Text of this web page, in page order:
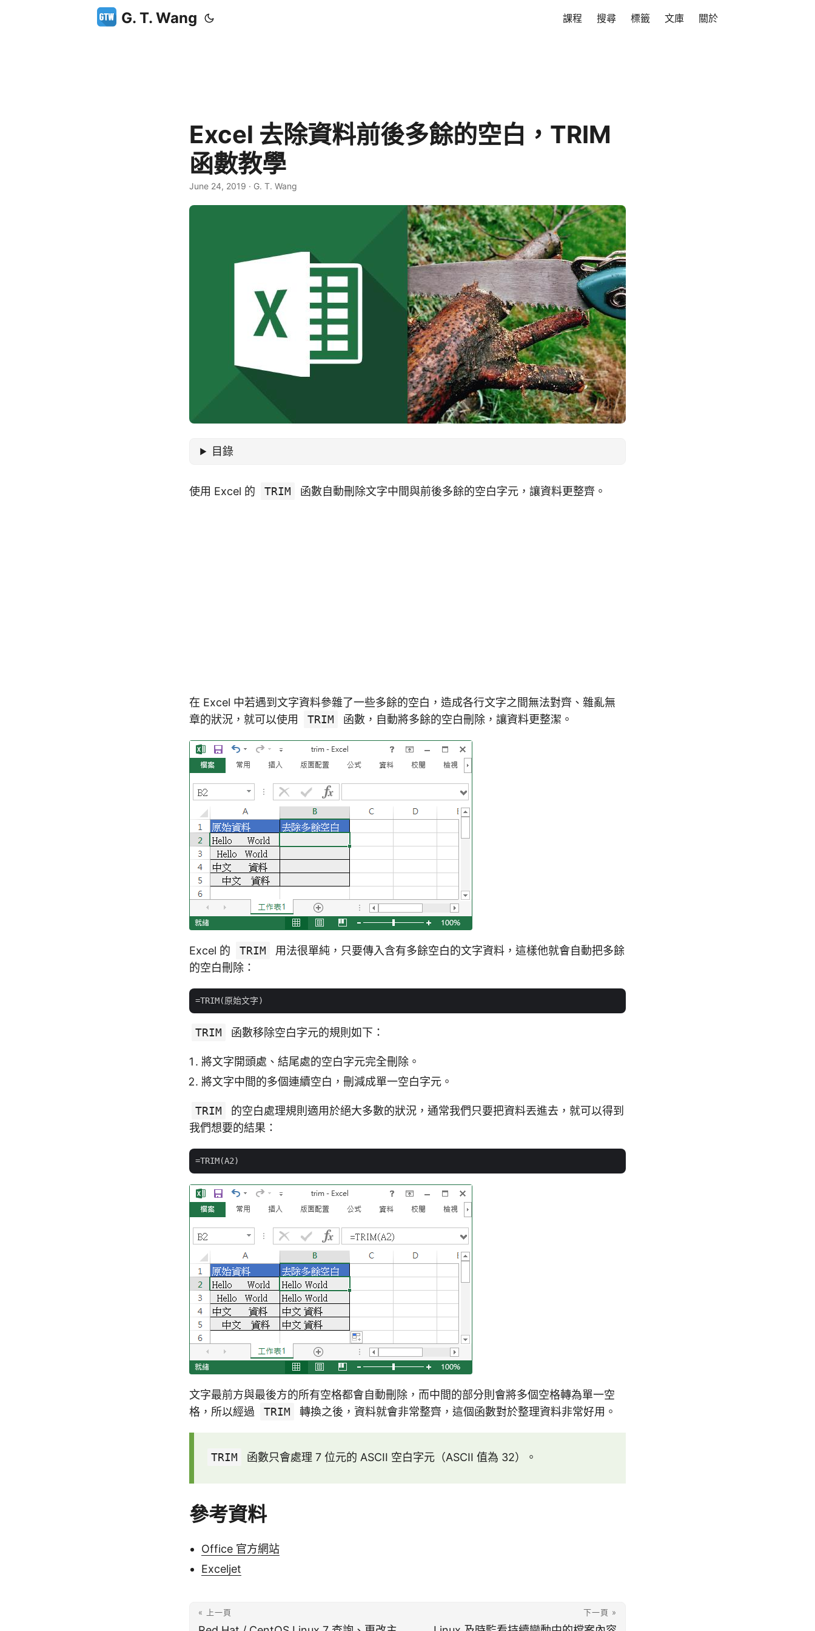
G. T. Wang 課程 搜尋 標籤 文庫 關於
Excel 去除資料前後多餘的空白，TRIM
函數教學
June 24, 2019 · G. T. Wang
目錄
使用 Excel 的 TRIM 函數自動刪除文字中間與前後多餘的空白字元，讓資料更整齊。
在 Excel 中若遇到文字資料參雜了一些多餘的空白，造成各行文字之間無法對齊、雜亂無
章的狀況，就可以使用
TRIM 函數，自動將多餘的空白刪除，讓資料更整潔。
Excel 的 TRIM
用法很單純，只要傳入含有多餘空白的文字資料，這樣他就會自動把多餘
的空白刪除：
TRIM 函數移除空白字元的規則如下：
將文字開頭處、結尾處的空白字元完全刪除。
將文字中間的多個連續空白，刪減成單一空白字元。
TRIM
的空白處理規則適用於絕大多數的狀況，通常我們只要把資料丟進去，就可以得到
我們想要的結果：
文字最前方與最後方的所有空格都會自動刪除，而中間的部分則會將多個空格轉為單一空
格，所以經過
TRIM 轉換之後，資料就會非常整齊，這個函數對於整理資料非常好用。
TRIM 函數只會處理 7 位元的 ASCII 空白字元（ASCII 值為 32）。
參考資料
Office 官方網站
Exceljet
« 上一頁 下一頁 »